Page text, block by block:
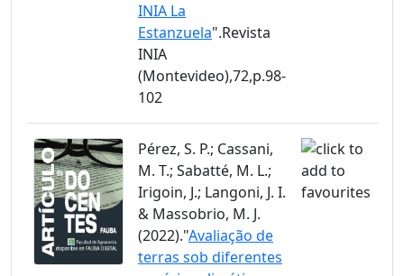
INIA La
Estanzuela".Revista
INIA
(Montevideo),72,p.98-
102
Pérez, S. P.; Cassani,
M. T.; Sabatté, M. L.;
Irigoin, J.; Langoni, J. I.
& Massobrio, M. J.
(2022)."Avaliação de
terras sob diferentes